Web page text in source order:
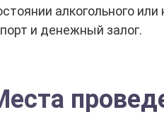
алкогольного или
и денежный залог.